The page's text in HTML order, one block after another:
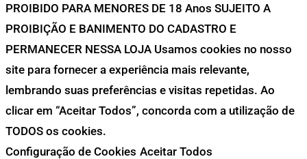
PROIBIDO PARA MENORES DE 18 Anos SUJEITO A
PROIBIÇÃO E BANIMENTO DO CADASTRO E
PERMANECER NESSA LOJA Usamos cookies no nosso
site para fornecer a experiência mais relevante,
lembrando suas preferências e visitas repetidas. Ao
clicar em “Aceitar Todos”, concorda com a utilização de
TODOS os cookies.
Configuração de Cookies Aceitar Todos